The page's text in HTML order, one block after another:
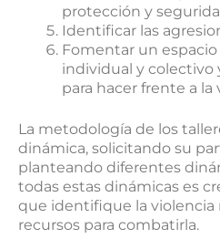
protección y
Identificar las
Fomentar un
individual y colectivo
para hacer frente a
La metodología de los
dinámica, solicitando su
planteando diferentes
todas estas dinámicas es
que identifique la violencia
recursos para combatirla.